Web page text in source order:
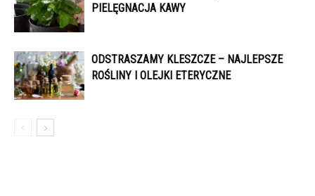
PIELĘGNACJA KAWY
ODSTRASZAMY KLESZCZE – NAJLEPSZE
ROŚLINY I OLEJKI ETERYCZNE